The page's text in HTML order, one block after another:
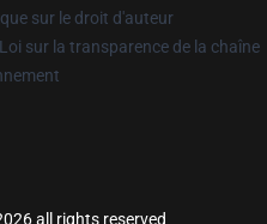
sur le droit d'auteur
sur la transparence de la chaîne
all rights reserved